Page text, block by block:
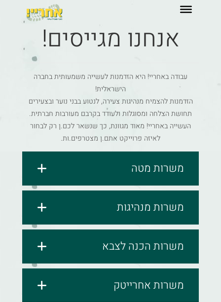
אנחנו מגייסים!
עבודה באחריי! היא הזדמנות לעשייה משמעותית בחברה
הישראלית!
הזדמנות להצמיח מנהיגות צעירה, לנטוע בבני נוער ובצעירים
תחושת הצלחה ומסוגלות ולעודד בקרבם מעורבות חברתית.
העשייה באחריי! מאוד מגוונת, כך שנשאר לכם.ן רק לבחור
לאיזה פרוייקט אתם.ן מצטרפים.ות.
משרות מטה
משרות מנהיגות
משרות הכנה לצבא
משרות אחרייטק